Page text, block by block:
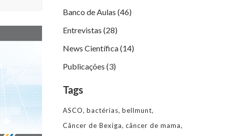
Banco de Aulas (46)
Entrevistas (28)
News Científica(14)
Publicações (3)
Tags
ASCO bactérias bellmunt
Câncer de Bexiga câncer de mama